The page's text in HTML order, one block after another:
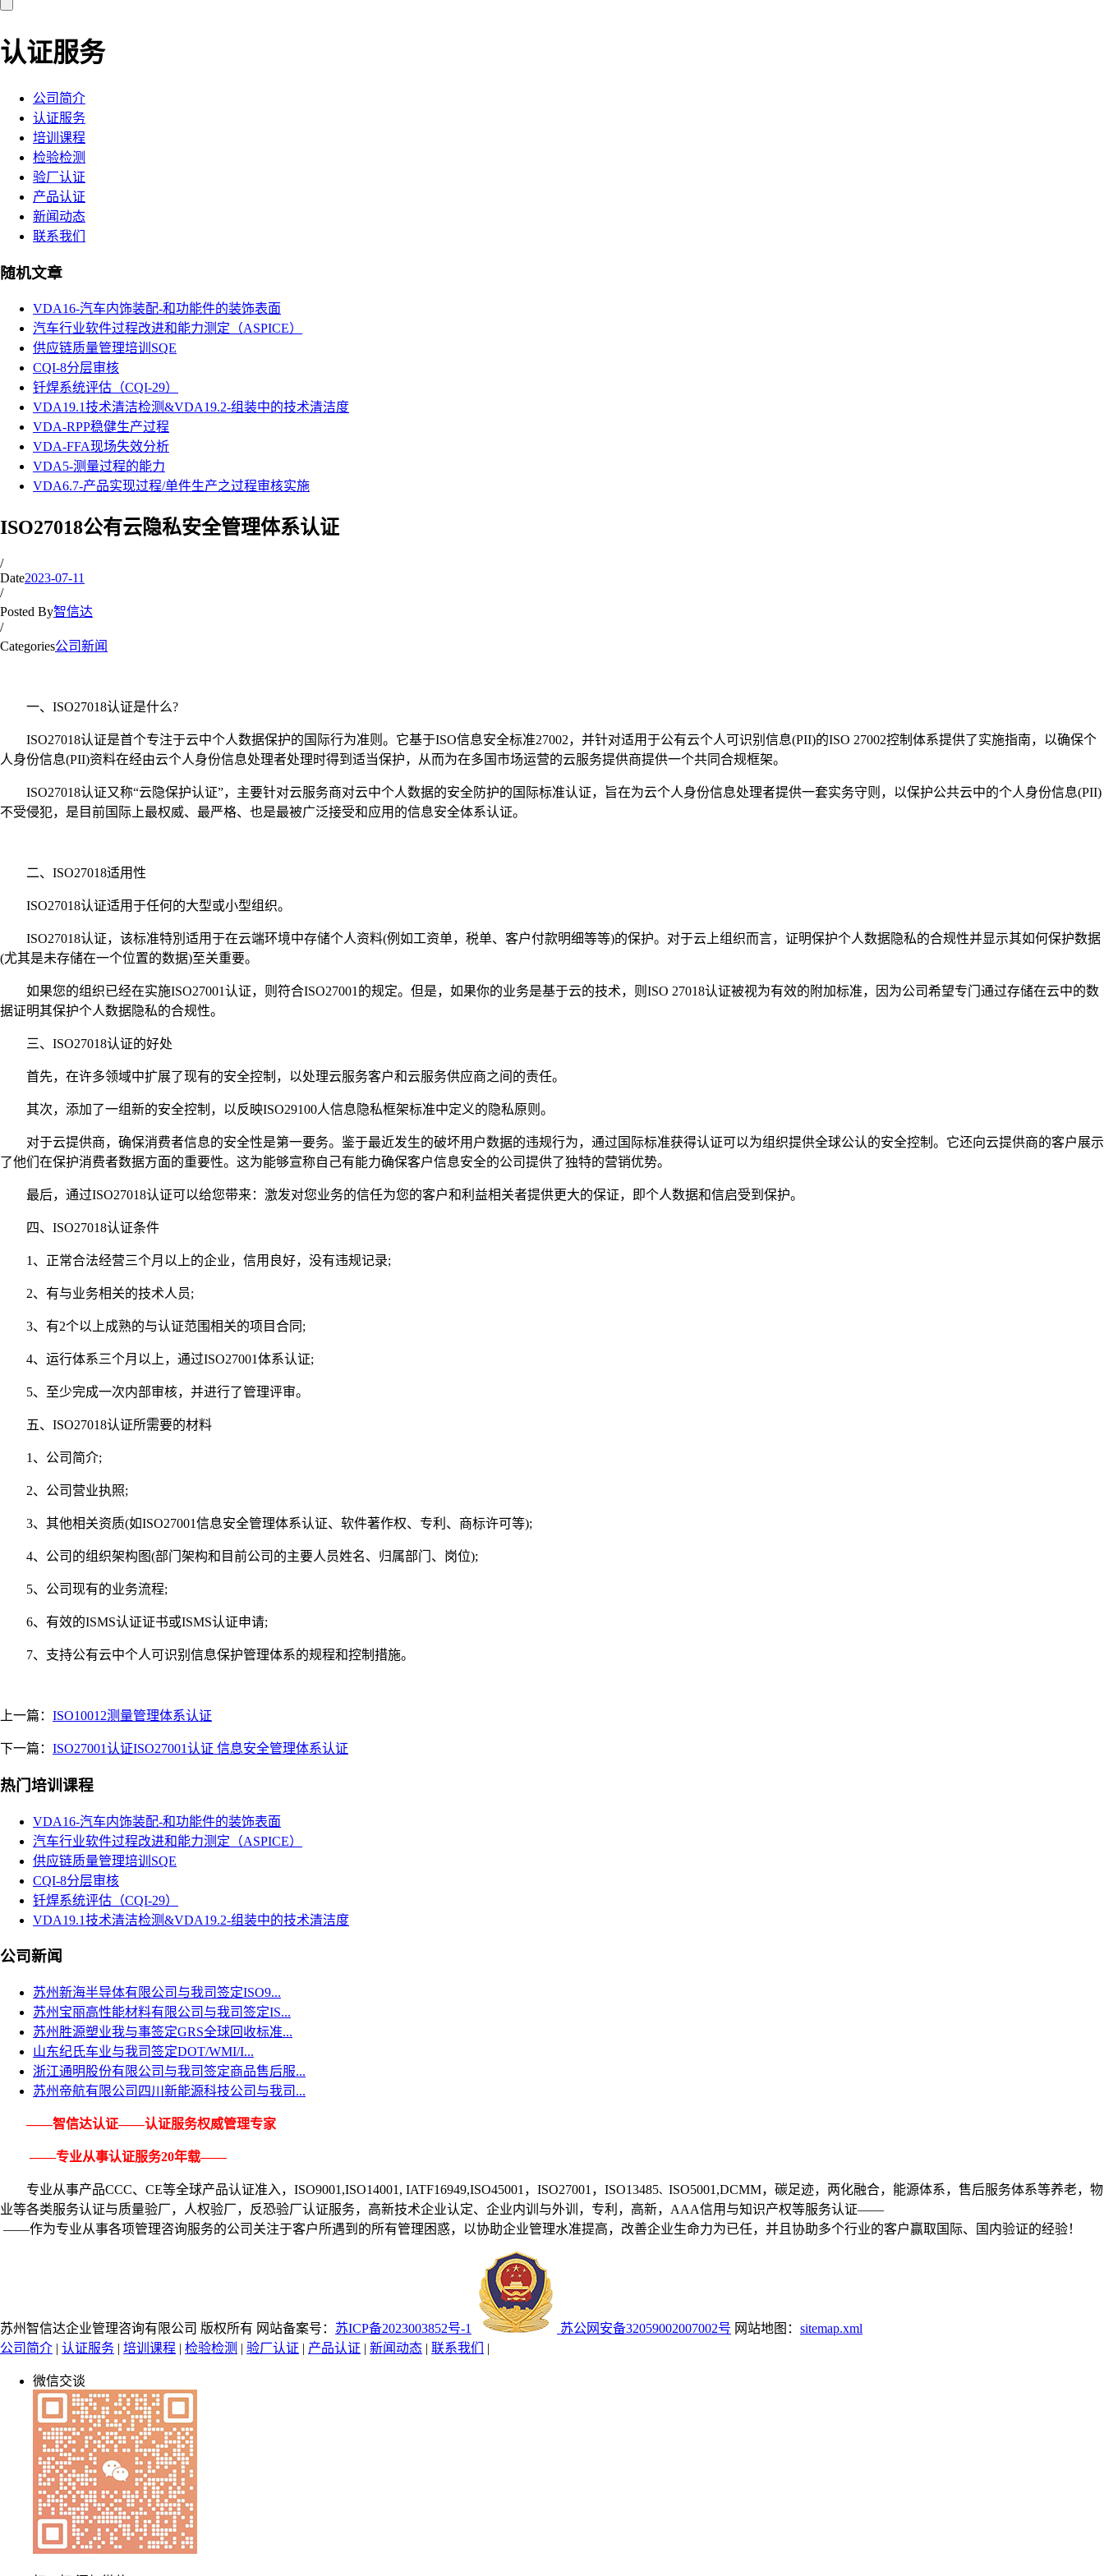
认证服务
公司简介
认证服务
培训课程
检验检测
验厂认证
产品认证
新闻动态
联系我们
随机文章
VDA16-汽车内饰装配-和功能件的装饰表面
汽车行业软件过程改进和能力测定（ASPICE）
供应链质量管理培训SQE
CQI-8分层审核
钎焊系统评估（CQI-29）
VDA19.1技术清洁检测&VDA19.2-组装中的技术清洁度
VDA-RPP稳健生产过程
VDA-FFA现场失效分析
VDA5-测量过程的能力
VDA6.7-产品实现过程/单件生产之过程审核实施
ISO27018公有云隐私安全管理体系认证
/
Date2023-07-11
/
Posted By智信达
/
Categories公司新闻
一、ISO27018认证是什么?
ISO27018认证是首个专注于云中个人数据保护的国际行为准则。它基于ISO信息安全标准27002，并针对适用于公有云个人可识别信息(PII)的ISO 27002控制体系提供了实施指南，以确保个
人身份信息(PII)资料在经由云个人身份信息处理者处理时得到适当保护，从而为在多国市场运营的云服务提供商提供一个共同合规框架。
ISO27018认证又称“云隐保护认证”，主要针对云服务商对云中个人数据的安全防护的国际标准认证，旨在为云个人身份信息处理者提供一套实务守则，以保护公共云中的个人身份信息(PII)
不受侵犯，是目前国际上最权威、最严格、也是最被广泛接受和应用的信息安全体系认证。
二、ISO27018适用性
ISO27018认证适用于任何的大型或小型组织。
ISO27018认证，该标准特別适用于在云端环境中存储个人资料(例如工资单，税单、客户付款明细等等)的保护。对于云上组织而言，证明保护个人数据隐私的合规性并显示其如何保护数据
(尤其是未存储在一个位置的数据)至关重要。
如果您的组织已经在实施ISO27001认证，则符合ISO27001的规定。但是，如果你的业务是基于云的技术，则ISO 27018认证被视为有效的附加标准，因为公司希望专门通过存储在云中的数
据证明其保护个人数据隐私的合规性。
三、ISO27018认证的好处
首先，在许多领域中扩展了现有的安全控制，以处理云服务客户和云服务供应商之间的责任。
其次，添加了一组新的安全控制，以反映ISO29100人信息隐私框架标准中定义的隐私原则。
对于云提供商，确保消费者信息的安全性是第一要务。鉴于最近发生的破坏用户数据的违规行为，通过国际标准获得认证可以为组织提供全球公认的安全控制。它还向云提供商的客户展示
了他们在保护消费者数据方面的重要性。这为能够宣称自己有能力确保客户信息安全的公司提供了独特的营销优势。
最后，通过ISO27018认证可以给您带来：激发对您业务的信任为您的客户和利益相关者提供更大的保证，即个人数据和信启受到保护。
四、ISO27018认证条件
1、正常合法经营三个月以上的企业，信用良好，没有违规记录;
2、有与业务相关的技术人员;
3、有2个以上成熟的与认证范围相关的项目合同;
4、运行体系三个月以上，通过ISO27001体系认证;
5、至少完成一次内部审核，并进行了管理评审。
五、ISO27018认证所需要的材料
1、公司简介;
2、公司营业执照;
3、其他相关资质(如ISO27001信息安全管理体系认证、软件著作权、专利、商标许可等);
4、公司的组织架构图(部门架构和目前公司的主要人员姓名、归属部门、岗位);
5、公司现有的业务流程;
6、有效的ISMS认证证书或ISMS认证申请;
7、支持公有云中个人可识别信息保护管理体系的规程和控制措施。
上一篇： ISO10012测量管理体系认证
下一篇： ISO27001认证ISO27001认证 信息安全管理体系认证
热门培训课程
VDA16-汽车内饰装配-和功能件的装饰表面
汽车行业软件过程改进和能力测定（ASPICE）
供应链质量管理培训SQE
CQI-8分层审核
钎焊系统评估（CQI-29）
VDA19.1技术清洁检测&VDA19.2-组装中的技术清洁度
公司新闻
苏州新海半导体有限公司与我司签定ISO9...
苏州宝丽高性能材料有限公司与我司签定IS...
苏州胜源塑业我与事签定GRS全球回收标准...
山东纪氏车业与我司签定DOT/WMI/I...
浙江通明股份有限公司与我司签定商品售后服...
苏州帝航有限公司四川新能源科技公司与我司...
——智信达认证——认证服务权威管理专家
——专业从事认证服务20年载——
专业从事产品CCC、CE等全球产品认证准入，ISO9001,ISO14001, IATF16949,ISO45001，ISO27001，ISO13485、 ISO5001,DCMM，碳足迹，两化融合，能源体系，售后服务体系等养老，物
业等各类服务认证与质量验厂，人权验厂，反恐验厂认证服务，高新技术企业认定、企业内训与外训，专利，高新，AAA信用与知识产权等服务认证——
——作为专业从事各项管理咨询服务的公司关注于客户所遇到的所有管理困惑，以协助企业管理水准提高，改善企业生命力为已任，并且协助多个行业的客户赢取国际、国内验证的经验！
苏州智信达企业管理咨询有限公司 版权所有 网站备案号： 苏ICP备2023003852号-1 苏公网安备32059002007002号 网站地图： sitemap.xml
公司简介 | 认证服务 | 培训课程 | 检验检测 | 验厂认证 | 产品认证 | 新闻动态 | 联系我们 |
微信交谈